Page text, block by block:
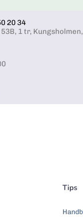
20 34
1 tr, Kungsholmen,
Tips